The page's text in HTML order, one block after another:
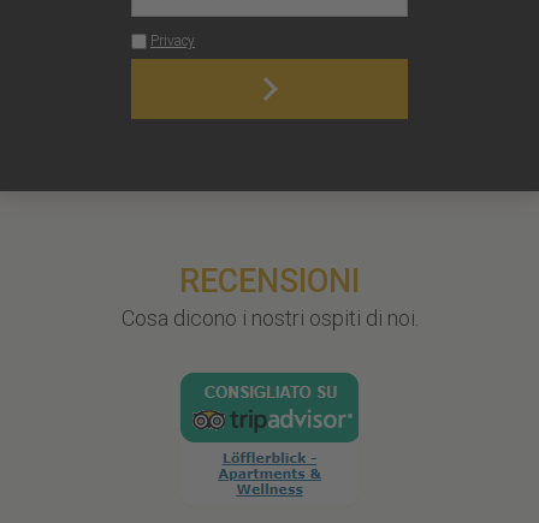
RECENSIONI
Cosa dicono i nostri ospiti di noi.